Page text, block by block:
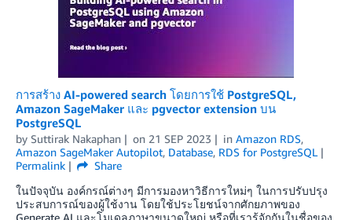
การสร้าง AI-powered search โดยการใช้ PostgreSQL,
Amazon SageMaker และ pgvector extension บน
PostgreSQL
by Suttirak Nakaphan on 21 SEP 2023 in Amazon RDS,
Amazon SageMaker Autopilot, Database, RDS for PostgreSQL
Permalink
Share
ในปัจจุบัน องค์กรณ์ต่างๆ มีการมองหาวิธีการใหม่ๆ ในการปรับปรุง
ประสบการณ์ของผู้ใช้งาน โดยใช้ประโยชน์จากศักยภาพของ